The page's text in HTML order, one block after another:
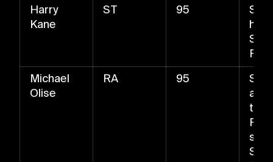
Harry
Kane
ST 95
Michael
Olise
RA 95
ss,